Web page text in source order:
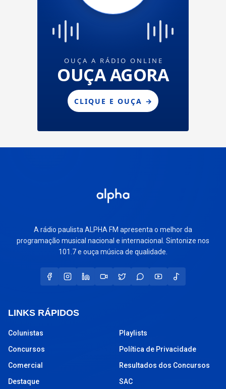
A rádio paulista ALPHA FM apresenta o melhor da
programação musical nacional e internacional. Sintonize nos
101.7 e ouça música de qualidade.
LINKS RÁPIDOS
Colunistas
Concursos
Comercial
Destaque
Playlists
Política de Privacidade
Resultados dos Concursos
SAC